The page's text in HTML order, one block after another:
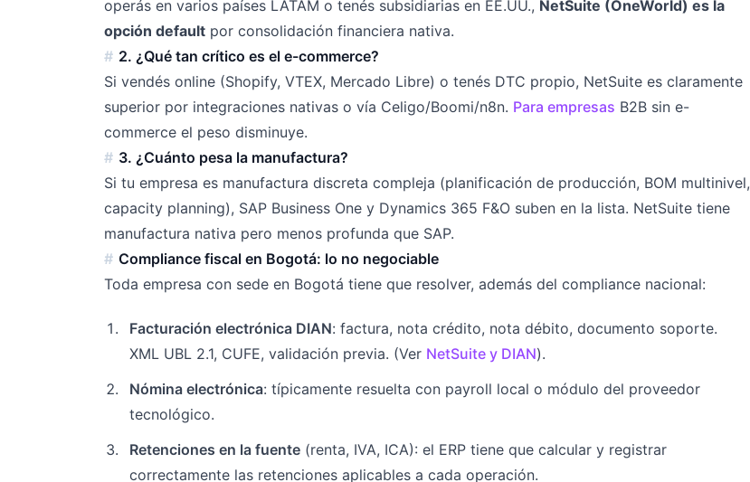
operás en varios países LATAM o tenés subsidiarias en EE.UU., NetSuite (OneWorld) es la
opción defaultpor consolidación financiera nativa.
2. ¿Qué tan crítico es el e-commerce?
Si vendés online (Shopify, VTEX, Mercado Libre) o tenés DTC propio, NetSuite es claramente
superior por integraciones nativas o vía Celigo/Boomi/n8n. Para empresas B2B sin e-
commerce el peso disminuye.
3. ¿Cuánto pesa la manufactura?
Si tu empresa es manufactura discreta compleja (planificación de producción, BOM multinivel,
capacity planning), SAP Business One y Dynamics 365 F&O suben en la lista. NetSuite tiene
manufactura nativa pero menos profunda que SAP.
Compliance fiscal en Bogotá: lo no negociable
Toda empresa con sede en Bogotá tiene que resolver, además del compliance nacional:
Facturación electrónica DIAN: factura, nota crédito, nota débito, documento soporte.
XML UBL 2.1, CUFE, validación previa. (Ver NetSuite y DIAN).
Nómina electrónica: típicamente resuelta con payroll local o módulo del proveedor
tecnológico.
Retenciones en la fuente (renta, IVA, ICA): el ERP tiene que calcular y registrar
correctamente las retenciones aplicables a cada operación.